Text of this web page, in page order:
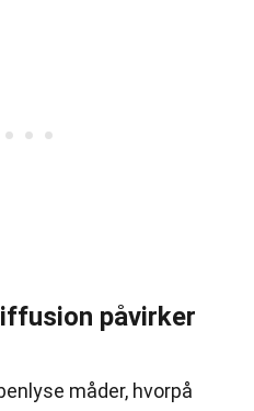
påvirker
måder, hvorpå